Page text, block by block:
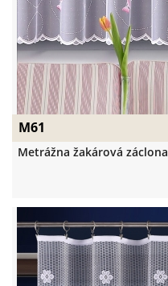
M61
Metrážna žakárová záclona